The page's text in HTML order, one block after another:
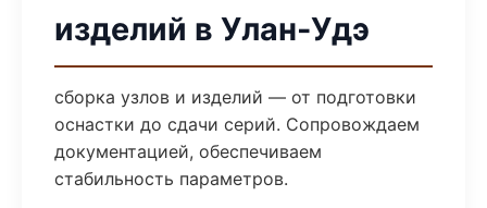
изделий в Улан-Удэ
сборка узлов и изделий — от подготовки
оснастки до сдачи серий. Сопровождаем
документацией, обеспечиваем
стабильность параметров.